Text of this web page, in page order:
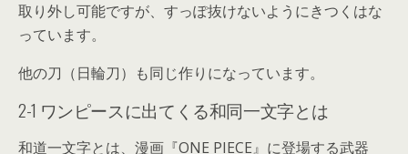
取り外し可能ですが、すっぽ抜けないようにきつくはな
っています。
他の刀（日輪刀）も同じ作りになっています。
2-1 ワンピースに出てくる和同一文字とは
和道一文字とは、漫画『ONE PIECE』に登場する武器